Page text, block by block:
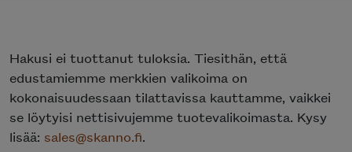
Hakusi ei tuottanut tuloksia. Tiesithän, että
edustamiemme merkkien valikoima on
kokonaisuudessaan tilattavissa kauttamme, vaikkei
se löytyisi nettisivujemme tuotevalikoimasta. Kysy
lisää: sales@skanno.fi.